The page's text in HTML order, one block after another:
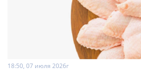
18:50, 07 июля 2026г